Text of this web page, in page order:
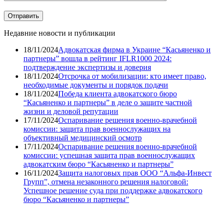
Недавние новости и публикации
18/11/2024Адвокатская фирма в Украине “Касьяненко и
партнеры” вошла в рейтинг IFLR1000 2024:
подтверждение экспертизы и доверия
18/11/2024Отсрочка от мобилизации: кто имеет право,
необходимые документы и порядок подачи
18/11/2024Победа клиента адвокатского бюро
“Касьяненко и партнеры” в деле о защите частной
жизни и деловой репутации
17/11/2024Оспаривание решения военно-врачебной
комиссии: защита прав военнослужащих на
объективный медицинский осмотр
17/11/2024Оспаривание решения военно-врачебной
комиссии: успешная защита прав военнослужащих
адвокатским бюро “Касьяненко и партнеры”
16/11/2024Защита налоговых прав ООО “Альфа-Инвест
Групп”, отмена незаконного решения налоговой:
Успешное решение суда при поддержке адвокатского
бюро “Касьяненко и партнеры”